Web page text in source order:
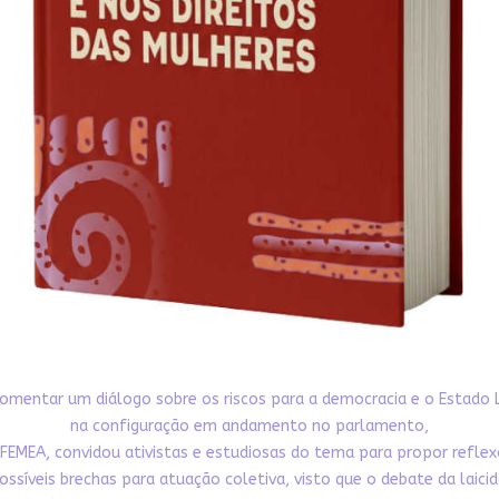
um diálogo sobre os riscos para a democracia e o Estado
na configuração em andamento no parlamento,
convidou ativistas e estudiosas do tema para propor
brechas para atuação coletiva, visto que o debate da